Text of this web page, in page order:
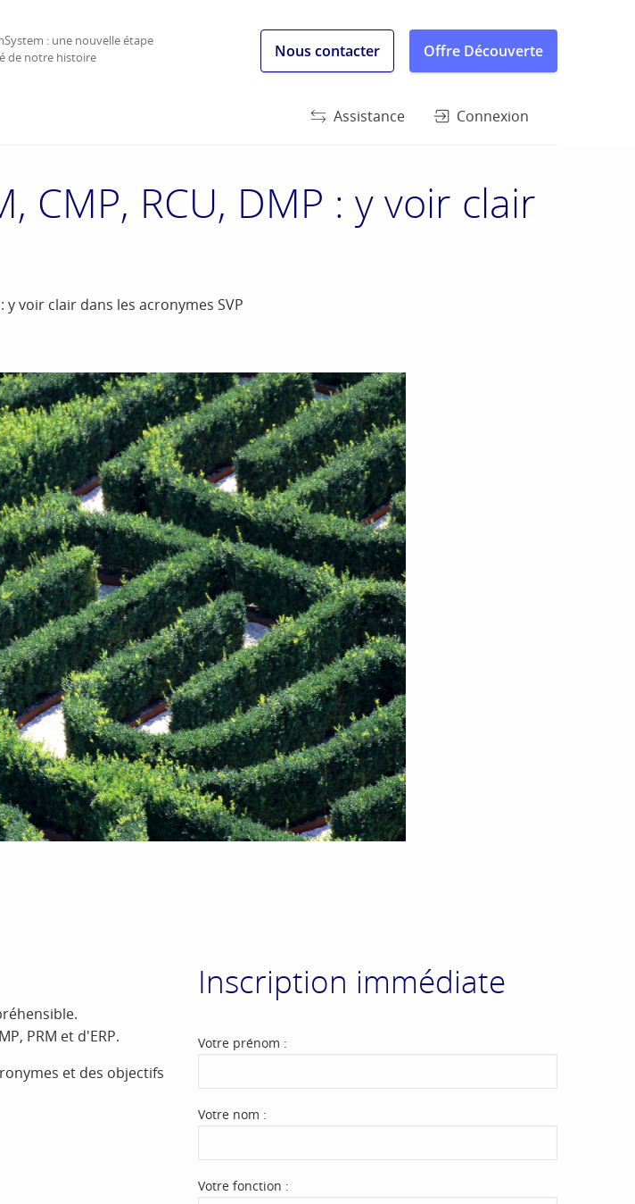
: une nouvelle étape
de notre histoire
Nous contacter Offre Découverte
Assistance Connexion
CMP, RCU, DMP : y voir clair
y voir clair dans les acronymes SVP
PRM et d'ERP.
et des objectifs
Inscription immédiate
Votre prénom :
Votre nom :
Votre fonction :